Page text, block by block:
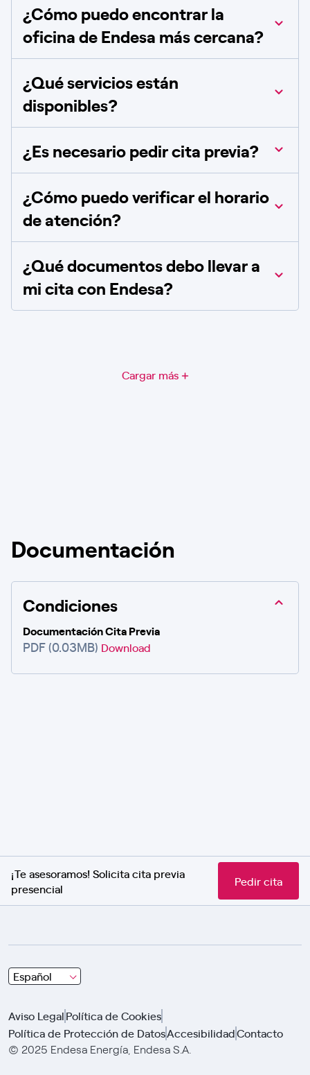
¿Cómo puedo encontrar la
oficina de Endesa más cercana?
¿Qué servicios están
disponibles?
¿Es necesario pedir cita previa?
¿Cómo puedo verificar el horario
de atención?
¿Qué documentos debo llevar a
mi cita con Endesa?
Cargar más
Documentación
Condiciones
Documentación Cita Previa
PDF (0.03MB) Download
¡Te asesoramos! Solicita cita previa
presencial
Pedir cita
Español
Choose
and
using
arrows
Aviso LegalPolítica de Cookies
Política de Protección de DatosAccesibilidadContacto
© 2025 Endesa Energía, Endesa S.A.